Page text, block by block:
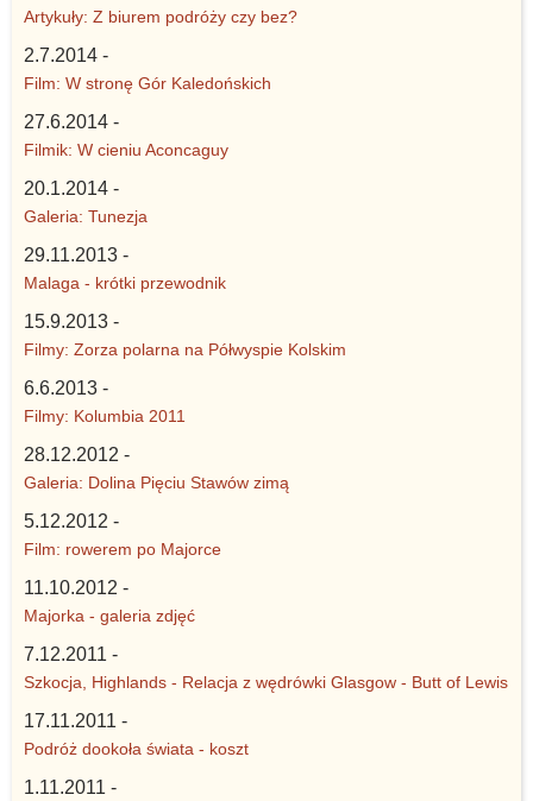
Artykuły: Z biurem podróży czy bez?
2.7.2014 -
Film: W stronę Gór Kaledońskich
27.6.2014 -
Filmik: W cieniu Aconcaguy
20.1.2014 -
Galeria: Tunezja
29.11.2013 -
Malaga - krótki przewodnik
15.9.2013 -
Filmy: Zorza polarna na Półwyspie Kolskim
6.6.2013 -
Filmy: Kolumbia 2011
28.12.2012 -
Galeria: Dolina Pięciu Stawów zimą
5.12.2012 -
Film: rowerem po Majorce
11.10.2012 -
Majorka - galeria zdjęć
7.12.2011 -
Szkocja, Highlands - Relacja z wędrówki Glasgow - Butt of Lewis
17.11.2011 -
Podróż dookoła świata - koszt
1.11.2011 -